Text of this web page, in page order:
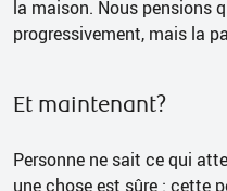
la maison. Nous pensions
progressivement, mais la
Et maintenant?
Personne ne sait ce qui
une chose est sûre : cette